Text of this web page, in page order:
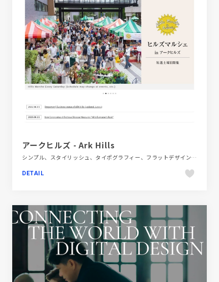
アークヒルズ - Ark Hills
シンプル、スタイリッシュ、タイポグラフィー、フラットデザイン、ブランド・サービスサイト、ホワイト系、商業施設・レジャー、大きめ写真、建設・住宅・不動産
DETAIL